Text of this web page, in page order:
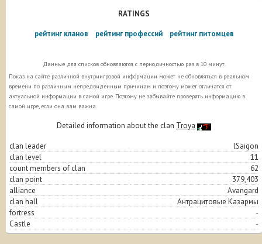
RATINGS
рейтинг кланов
рейтинг профессий рейтинг питомцев
Данные для списков обновляются с периодичностью раз в 10 минут.
Показ на сайте различной внутриигровой информации может не обновляться в реальном
времени по различным непредвиденным причинам и поэтому может отличатся от
актуальной информации в самой игре. Поэтому не забывайте проверять информацию в
самой игре, если она вам важна.
Detailed information about the clan Troya
clan leader
lSaigon
clan level
11
count members of clan
62
clan point
379,403
alliance
Avangard
clan hall
Антрацитовые Казармы
fortress
-
Castle
-